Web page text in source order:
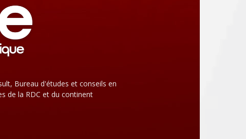
Bureau d'études et conseils en
de la RDC et du continent